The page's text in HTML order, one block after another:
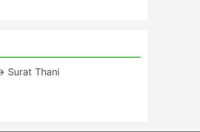
Surat Thani